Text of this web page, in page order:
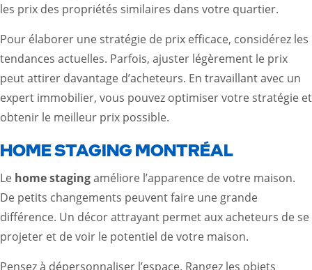
les prix des propriétés similaires dans votre quartier.
Pour élaborer une stratégie de prix efficace, considérez les
tendances actuelles. Parfois, ajuster légèrement le prix
peut attirer davantage d’acheteurs. En travaillant avec un
expert immobilier, vous pouvez optimiser votre stratégie et
obtenir le meilleur prix possible.
HOME STAGING MONTRÉAL
Le home stagingaméliore l’apparence de votre maison.
De petits changements peuvent faire une grande
différence. Un décor attrayant permet aux acheteurs de se
projeter et de voir le potentiel de votre maison.
Pensez à dépersonnaliser l’espace. Rangez les objets